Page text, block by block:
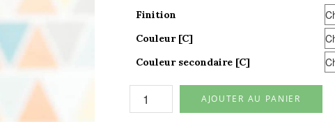
Finition
Couleur [C]
Couleur secondaire [C]
AJOUTER AU PANIER